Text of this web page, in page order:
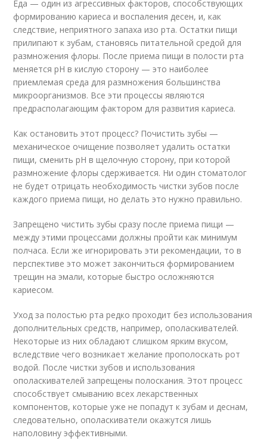
Еда — один из агрессивных факторов, способствующих
формированию кариеса и воспаления десен, и, как
следствие, неприятного запаха изо рта. Остатки пищи
прилипают к зубам, становясь питательной средой для
размножения флоры. После приема пищи в полости рта
меняется рН в кислую сторону — это наиболее
приемлемая среда для размножения большинства
микроорганизмов. Все эти процессы являются
предрасполагающим фактором для развития кариеса.
Как остановить этот процесс? Почистить зубы —
механическое очищение позволяет удалить остатки
пищи, сменить рН в щелочную сторону, при которой
размножение флоры сдерживается. Ни один стоматолог
не будет отрицать необходимость чистки зубов после
каждого приема пищи, но делать это нужно правильно.
Запрещено чистить зубы сразу после приема пищи —
между этими процессами должны пройти как минимум
полчаса. Если же игнорировать эти рекомендации, то в
перспективе это может закончиться формированием
трещин на эмали, которые быстро осложняются
кариесом.
Уход за полостью рта редко проходит без использования
дополнительных средств, например, ополаскивателей.
Некоторые из них обладают слишком ярким вкусом,
вследствие чего возникает желание прополоскать рот
водой. После чистки зубов и использования
ополаскивателей запрещены полоскания. Этот процесс
способствует смыванию всех лекарственных
компонентов, которые уже не попадут к зубам и деснам,
следовательно, ополаскиватели окажутся лишь
наполовину эффективными.